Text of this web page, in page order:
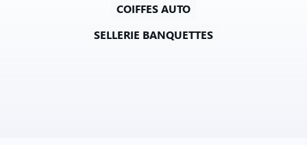
COIFFES AUTO
SELLERIE BANQUETTES